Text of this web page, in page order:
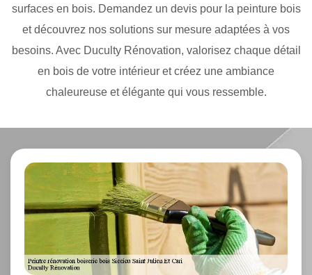
surfaces en bois. Demandez un devis pour la peinture bois
et découvrez nos solutions sur mesure adaptées à vos
besoins. Avec Duculty Rénovation, valorisez chaque détail
en bois de votre intérieur et créez une ambiance
chaleureuse et élégante qui vous ressemble.